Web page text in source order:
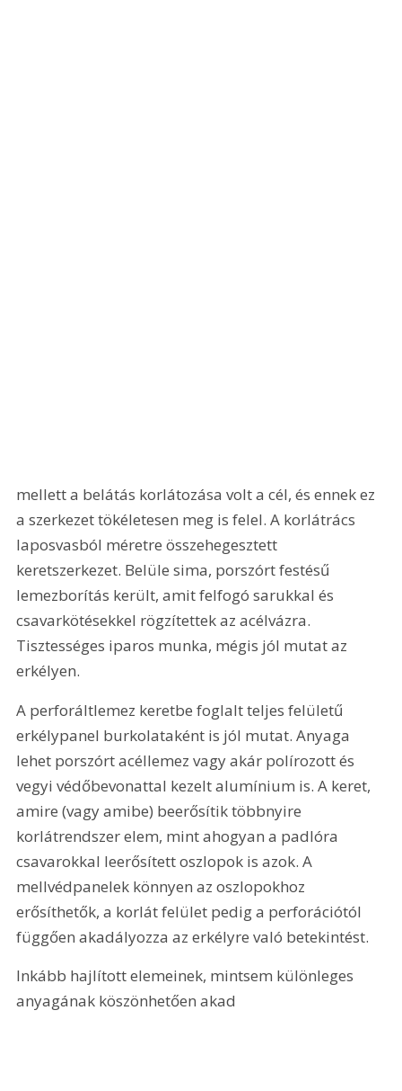
mellett a belátás korlátozása volt a cél, és ennek ez
a szerkezet tökéletesen meg is felel. A korlátrács
laposvasból méretre összehegesztett
keretszerkezet. Belüle sima, porszórt festésű
lemezborítás került, amit felfogó sarukkal és
csavarkötésekkel rögzítettek az acélvázra.
Tisztességes iparos munka, mégis jól mutat az
erkélyen.
A perforáltlemez keretbe foglalt teljes felületű
erkélypanel burkolataként is jól mutat. Anyaga
lehet porszórt acéllemez vagy akár polírozott és
vegyi védőbevonattal kezelt alumínium is. A keret,
amire (vagy amibe) beerősítik többnyire
korlátrendszer elem, mint ahogyan a padlóra
csavarokkal leerősített oszlopok is azok. A
mellvédpanelek könnyen az oszlopokhoz
erősíthetők, a korlát felület pedig a perforációtól
függően akadályozza az erkélyre való betekintést.
Inkább hajlított elemeinek, mintsem különleges
anyagának köszönhetően akad